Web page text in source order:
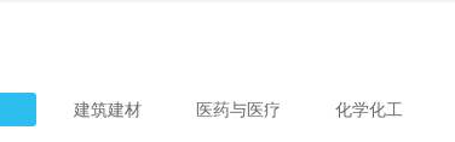
建筑建材 医药与医疗 化学化工